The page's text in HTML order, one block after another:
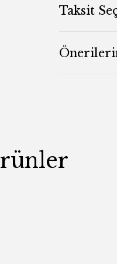
Taksit